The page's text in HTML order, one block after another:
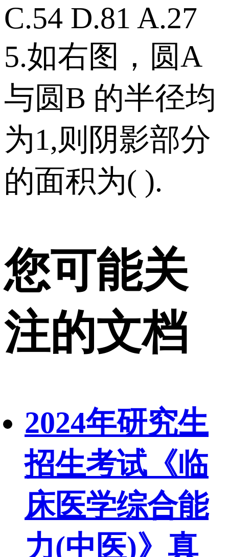
C.54 D.81 A.27
5.如右图，圆A
与圆B 的半径均
为1,则阴影部分
的面积为( ).
您可能关
注的文档
2024年研究生
招生考试《临
床医学综合能
力(中医)》真